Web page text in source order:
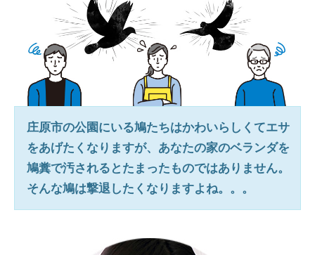
庄原市の公園にいる鳩たちはかわいらしくてエサ
をあげたくなりますが、あなたの家のベランダを
鳩糞で汚されるとたまったものではありません。
そんな鳩は撃退したくなりますよね。。。